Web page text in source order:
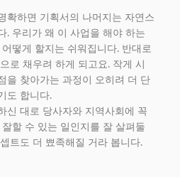
확하면 기획서의 나머지는 자연스
. 우리가 왜 이 사업을 해야 하는
떻게 할지는 쉬워집니다. 반대로
로 채우려 하게 되고요. 작게 시
을 찾아가는 과정이 오히려 더 단
도 합니다.
신 대로 당사자와 지역사회에 꼭
할 수 있는 일인지를 잘 살펴둘
트도 더 뾰족해질 거라 봅니다.